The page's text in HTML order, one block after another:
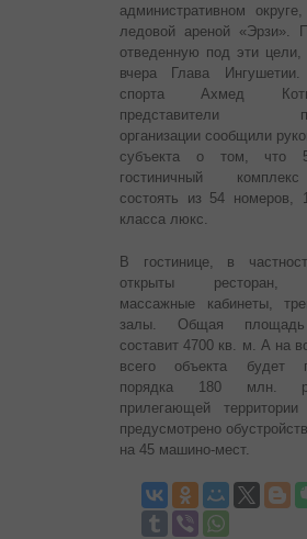
административном
ледовой ареной «Эрзи».
отведенную под эти цели,
вчера Глава
спорта Ахмед
представители
организации сообщили
субъекта о том, что
гостиничный
состоять из 54 номеров,
класса люкс.
В гостинице, в
открыты ресторан,
массажные кабинеты,
залы. Общая площадь
составит 4700 кв. м. А на
всего объекта будет
порядка 180 млн.
прилегающей территории
предусмотрено
на 45 машино-мест.